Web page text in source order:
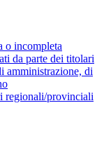
o incompleta
da parte dei titolari
amministrazione, di
regionali/provinciali